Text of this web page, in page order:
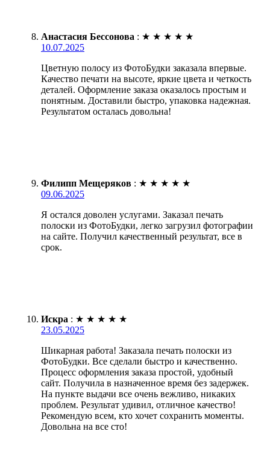
Анастасия Бессонова : ★ ★ ★ ★ ★
10.07.2025
Цветную полосу из ФотоБудки заказала впервые.
Качество печати на высоте, яркие цвета и четкость
деталей. Оформление заказа оказалось простым и
понятным. Доставили быстро, упаковка надежная.
Результатом осталась довольна!
Филипп Мещеряков : ★ ★ ★ ★ ★
09.06.2025
Я остался доволен услугами. Заказал печать
полоски из ФотоБудки, легко загрузил фотографии
на сайте. Получил качественный результат, все в
срок.
Искра : ★ ★ ★ ★ ★
23.05.2025
Шикарная работа! Заказала печать полоски из
ФотоБудки. Все сделали быстро и качественно.
Процесс оформления заказа простой, удобный
сайт. Получила в назначенное время без задержек.
На пункте выдачи все очень вежливо, никаких
проблем. Результат удивил, отличное качество!
Рекомендую всем, кто хочет сохранить моменты.
Довольна на все сто!